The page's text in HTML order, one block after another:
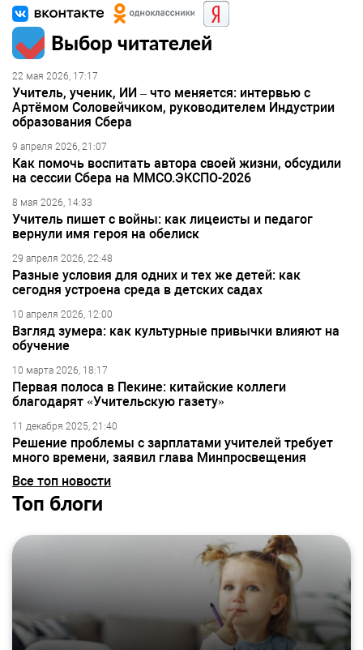
Выбор читателей
22 мая 2026, 17:17
Учитель, ученик, ИИ – что меняется: интервью с
Артёмом Соловейчиком, руководителем Индустрии
образования Сбера
9 апреля 2026, 21:07
Как помочь воспитать автора своей жизни, обсудили
на сессии Сбера на ММСО.ЭКСПО-2026
8 мая 2026, 14:33
Учитель пишет с войны: как лицеисты и педагог
вернули имя героя на обелиск
29 апреля 2026, 22:48
Разные условия для одних и тех же детей: как
сегодня устроена среда в детских садах
10 апреля 2026, 12:00
Взгляд зумера: как культурные привычки влияют на
обучение
10 марта 2026, 18:17
Первая полоса в Пекине: китайские коллеги
благодарят «Учительскую газету»
11 декабря 2025, 21:40
Решение проблемы с зарплатами учителей требует
много времени, заявил глава Минпросвещения
Все топ новости
Топ блоги